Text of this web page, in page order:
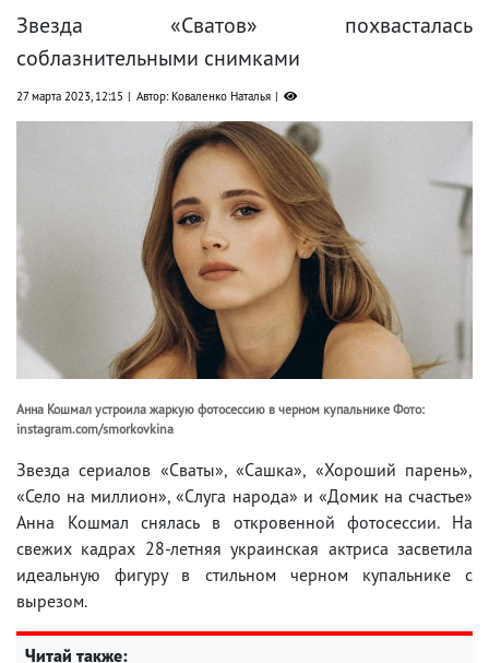
Звезда «Сватов» похвасталась
соблазнительными снимками
27 марта 2023, 12:15 Автор: Коваленко Наталья
Анна Кошмал устроила жаркую фотосессию в черном купальнике Фото:
instagram.com/smorkovkina
Звезда сериалов «Сваты», «Сашка», «Хороший парень»,
«Село на миллион», «Слуга народа» и «Домик на счастье»
Анна Кошмал снялась в откровенной фотосессии. На
свежих кадрах 28-летняя украинская актриса засветила
идеальную фигуру в стильном черном купальнике с
вырезом.
Читай также: